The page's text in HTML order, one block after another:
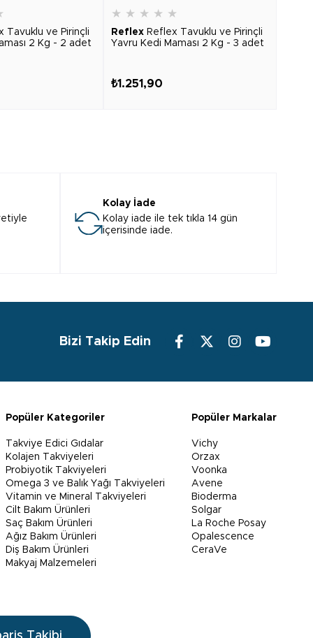
Tavuklu ve Pirinçli
2 Kg - 2 adet
★ ★ ★ ★ ★
Reflex Reflex Tavuklu ve Pirinçli
Yavru Kedi Maması 2 Kg - 3 adet
₺1.251,90
Kolay İade
Kolay iade ile tek tıkla 14 gün
içerisinde iade.
Bizi Takip Edin
Popüler Kategoriler
Takviye Edici Gıdalar
Kolajen Takviyeleri
Probiyotik Takviyeleri
Omega 3 ve Balık Yağı Takviyeleri
Vitamin ve Mineral Takviyeleri
Cilt Bakım Ürünleri
Saç Bakım Ürünleri
Ağız Bakım Ürünleri
Diş Bakım Ürünleri
Makyaj Malzemeleri
Popüler Markalar
Vichy
Orzax
Voonka
Avene
Bioderma
Solgar
La Roche Posay
Opalescence
CeraVe